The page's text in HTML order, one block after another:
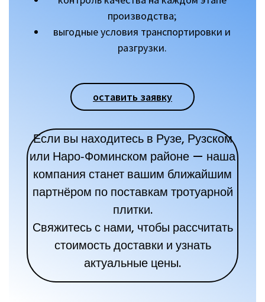
производства;
выгодные условия транспортировки и
разгрузки.
оставить заявку
Если вы находитесь в Рузе, Рузском
или Наро‑Фоминском районе — наша
компания станет вашим ближайшим
партнёром по поставкам тротуарной
плитки.
Свяжитесь с нами, чтобы рассчитать
стоимость доставки и узнать
актуальные цены.